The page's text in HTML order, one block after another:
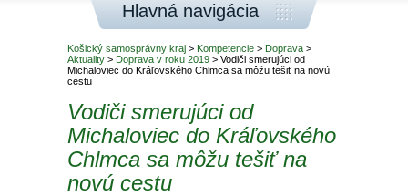
Hlavná navigácia
Košický samosprávny kraj > Kompetencie > Doprava >
Aktuality > Doprava v roku 2019 > Vodiči smerujúci od
Michaloviec do Kráľovského Chlmca sa môžu tešiť na novú
cestu
Vodiči smerujúci od
Michaloviec do Kráľovského
Chlmca sa môžu tešiť na
novú cestu